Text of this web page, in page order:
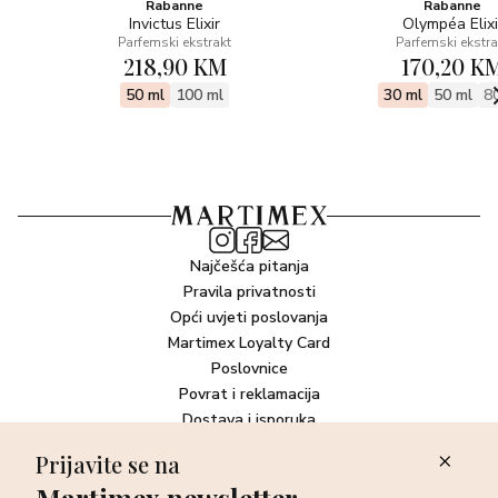
Rabanne
Invictus Elixir
Parfemski ekstrakt
218,90 KM
50 ml 100 ml
Rabanne
Olympéa
Parfemski
170,20
30 ml 50 ml
Najčešća pitanja
Pravila privatnosti
Opći uvjeti poslovanja
Martimex Loyalty Card
Poslovnice
Povrat i reklamacija
Dostava i isporuka
Prijavite se na